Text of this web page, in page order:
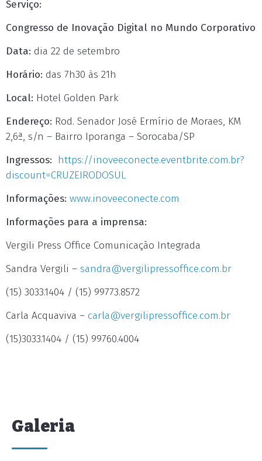
Serviço:
Congresso de Inovação Digital no Mundo Corporativo
Data: dia 22 de setembro
Horário: das 7h30 às 21h
Local: Hotel Golden Park
Endereço: Rod. Senador José Ermírio de Moraes, KM
2,6ª, s/n – Bairro Iporanga – Sorocaba/SP
Ingressos: https://inoveeconecte.eventbrite.com.br?
discount=CRUZEIRODOSUL
Informações: www.inoveeconecte.com
Informações para a imprensa:
Vergili Press Office Comunicação Integrada
Sandra Vergili – sandra@vergilipressoffice.com.br
(15) 3033.1404 / (15) 99773.8572
Carla Acquaviva – carla@vergilipressoffice.com.br
(15)3033.1404 / (15) 99760.4004
Galeria